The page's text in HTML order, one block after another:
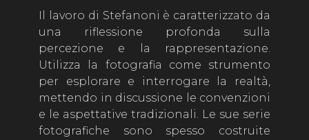
Il lavoro di Stefanoni è caratterizzato da
una riflessione profonda sulla
percezione e la rappresentazione.
Utilizza la fotografia come strumento
per esplorare e interrogare la realtà,
mettendo in discussione le convenzioni
e le aspettative tradizionali. Le sue serie
fotografiche sono spesso costruite